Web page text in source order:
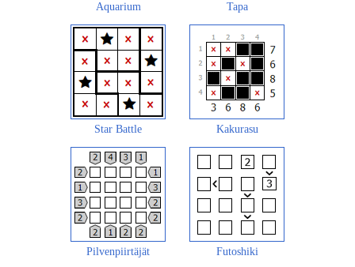
Aquarium Tapa
Star Battle Kakurasu
Pilvenpiirtäjät Futoshiki